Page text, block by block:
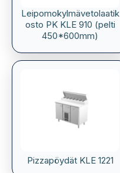
Leipomokylmävetolaatik
osto PK KLE 910 (pelti
450*600mm)
Pizzapöydät KLE 1221